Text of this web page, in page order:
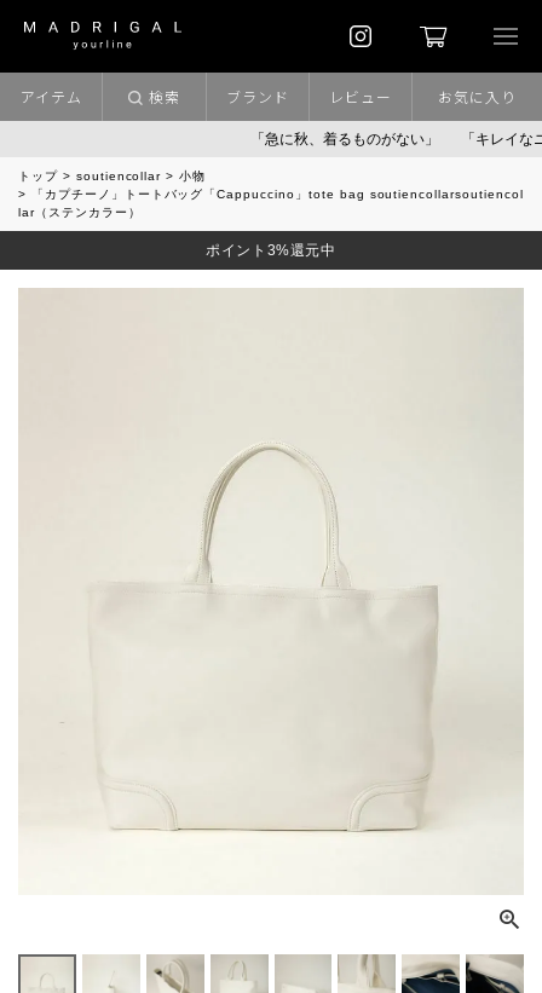
「急に秋、着るものがない」 「キレイなニッ
アイテム 検索 ブランド レビュー お気に入り
トップ soutiencollar
小物
「カプチーノ」トートバッグ「Cappuccino」tote bag soutiencollarsoutiencol
lar（ステンカラー）
ポイント3%還元中